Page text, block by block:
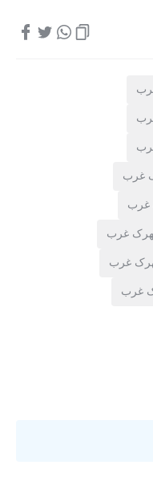
مایکروسافت
محیطی، به مکانی ایده‌آل
شهر تهران، به سرعت به
غرب
غرب
غرب
غرب
غرب